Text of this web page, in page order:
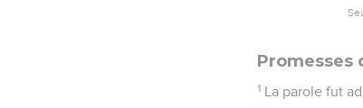
Promesses
1 La parole fut